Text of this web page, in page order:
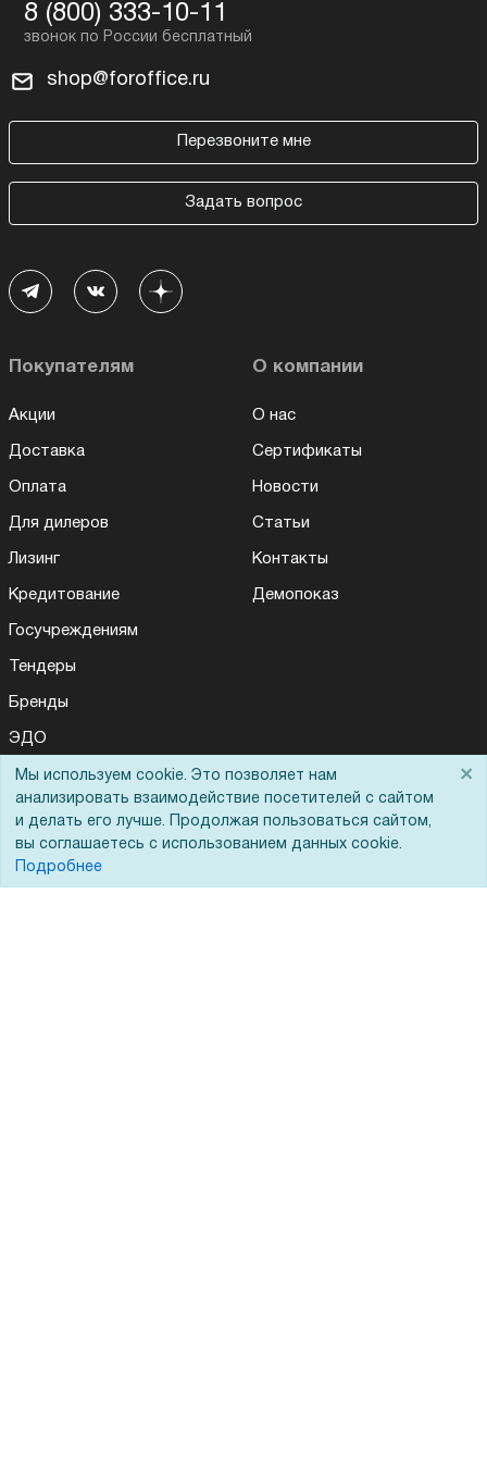
8 (800) 333-10-11
shop@foroffice.ru
Перезвоните мне
Задать вопрос
Покупателям
Акции
Доставка
Оплата
Для дилеров
Лизинг
Кредитование
Госучреждениям
Тендеры
Бренды
ЭДО
О компании
О нас
Сертификаты
Новости
Статьи
Контакты
Демопоказ
Помощь
Вопрос-ответ
Мы используем cookie. Это позволяет нам
анализировать взаимодействие посетителей с сайтом
и делать его лучше. Продолжая пользоваться сайтом,
вы соглашаетесь с использованием данных cookie.
Подробнее
×